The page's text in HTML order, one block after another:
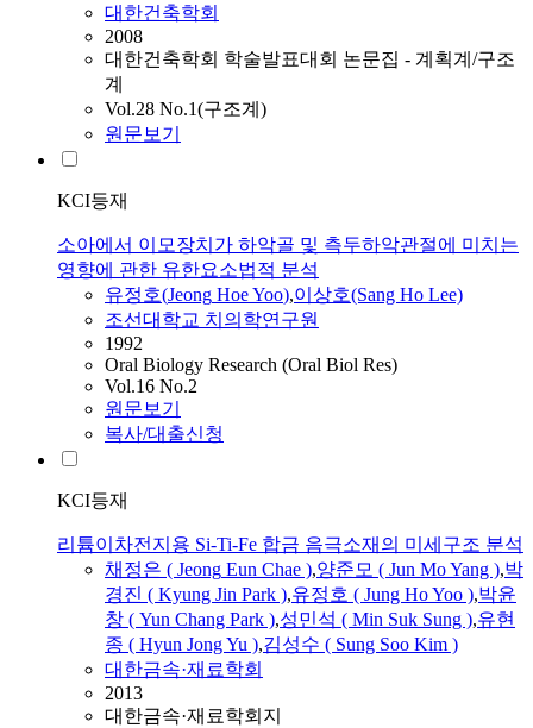
대한건축학회
2008
대한건축학회 학술발표대회 논문집 - 계획계/구조
계
Vol.28 No.1(구조계)
원문보기
KCI등재
소아에서 이모장치가 하악골 및 측두하악관절에 미치는
영향에 관한 유한요소법적 분석
유정호(Jeong HoeYoo),이상호(Sang Ho Lee)
조선대학교 치의학연구원
1992
Oral Biology Research (Oral Biol Res)
Vol.16 No.2
원문보기
복사/대출신청
KCI등재
리튬이차전지용 Si-Ti-Fe 합금 음극소재의 미세구조 분석
채정은 ( Jeong Eun Chae ),양준모 ( Jun Mo Yang ),박
경진 ( Kyung Jin Park ),유정호 ( Jung HoYoo ),박윤
창 ( Yun Chang Park ),성민석 ( Min Suk Sung ),유현
종 ( Hyun Jong Yu ),김성수 ( Sung Soo Kim )
대한금속·재료학회
2013
대한금속·재료학회지